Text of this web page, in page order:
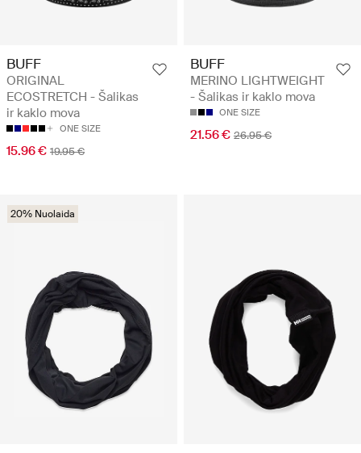
BUFF
ORIGINAL
ECOSTRETCH - Šalikas
ir kaklo mova
ONE SIZE
15.96 € 19.95 €
BUFF
MERINO LIGHTWEIGHT
- Šalikas ir kaklo mova
ONE SIZE
21.56 € 26.95 €
20% Nuolaida